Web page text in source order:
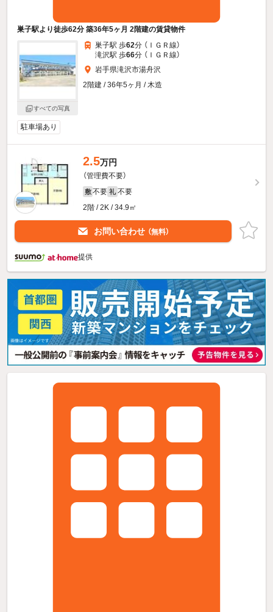
巣子駅より徒歩62分 築36年5ヶ月 2階建の賃貸物件
すべての写真
巣子駅 歩62分 （ＩＧＲ線）
滝沢駅 歩66分 （ＩＧＲ線）
岩手県滝沢市湯舟沢
2階建 / 36年5ヶ月 / 木造
駐車場あり
2.5万円
（管理費不要）
敷 不要 礼 不要
2階 / 2K / 34.9㎡
お問い合わせ （無料）
提供